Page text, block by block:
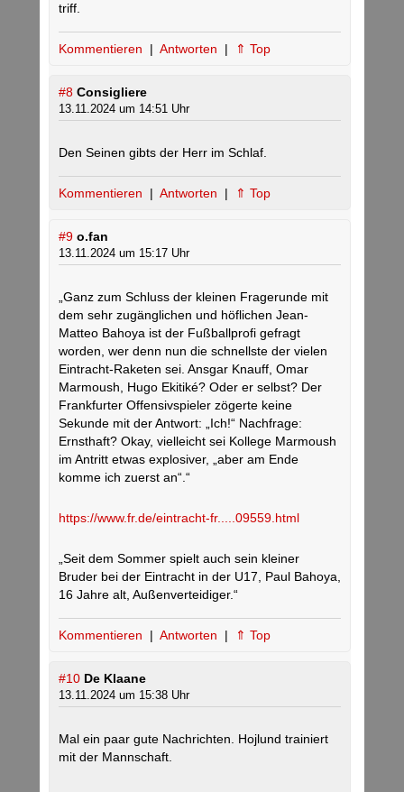
triff.
Kommentieren | Antworten | ⇑ Top
#8 Consigliere
13.11.2024 um 14:51 Uhr
Den Seinen gibts der Herr im Schlaf.
Kommentieren | Antworten | ⇑ Top
#9 o.fan
13.11.2024 um 15:17 Uhr
„Ganz zum Schluss der kleinen Fragerunde mit
dem sehr zugänglichen und höflichen Jean-
Matteo Bahoya ist der Fußballprofi gefragt
worden, wer denn nun die schnellste der vielen
Eintracht-Raketen sei. Ansgar Knauff, Omar
Marmoush, Hugo Ekitiké? Oder er selbst? Der
Frankfurter Offensivspieler zögerte keine
Sekunde mit der Antwort: „Ich!“ Nachfrage:
Ernsthaft? Okay, vielleicht sei Kollege Marmoush
im Antritt etwas explosiver, „aber am Ende
komme ich zuerst an“.“
https://www.fr.de/eintracht-fr.....09559.html
„Seit dem Sommer spielt auch sein kleiner
Bruder bei der Eintracht in der U17, Paul Bahoya,
16 Jahre alt, Außenverteidiger.“
Kommentieren | Antworten | ⇑ Top
#10 De Klaane
13.11.2024 um 15:38 Uhr
Mal ein paar gute Nachrichten. Hojlund trainiert
mit der Mannschaft.